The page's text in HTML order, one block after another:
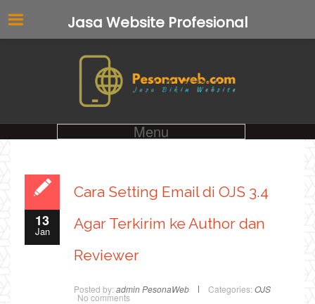
Menu
13
Jan
Cara Setting Email di OJS 3.4
Agar Terkirim ke Author dan
Reviewer
Posted by: admin PesonaWeb Categories: OJS
No comments
Jasa Website Profesional